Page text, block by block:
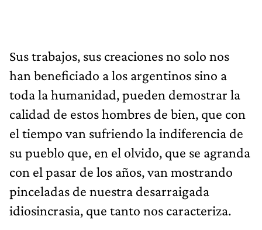
Sus trabajos, sus creaciones no solo nos
han beneficiado a los argentinos sino a
toda la humanidad, pueden demostrar la
calidad de estos hombres de bien, que con
el tiempo van sufriendo la indiferencia de
su pueblo que, en el olvido, que se agranda
con el pasar de los años, van mostrando
pinceladas de nuestra desarraigada
idiosincrasia, que tanto nos caracteriza.